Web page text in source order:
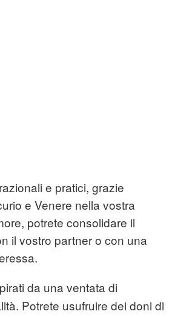
e pratici, grazie
e Venere nella vostra
potrete consolidare il
il vostro partner o con una
da una ventata di
Potrete usufruire dei doni di